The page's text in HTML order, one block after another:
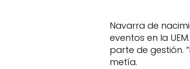
Navarra de
eventos en la
parte de gestión.
metía.